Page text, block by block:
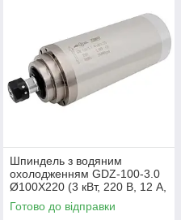
Шпиндель з водяним
охолодженням GDZ-100-3.0
Ø100X220 (3 кВт, 220 В, 12 А,
ER20) для фрезерного
верстата з ЧПК
Готово до відправки